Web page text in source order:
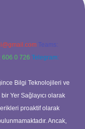
Teams:
606 0 726 Telegram:
Bilgi Teknolojileri ve
Yer Sağlayıcı olarak
proaktif olarak
Ancak,